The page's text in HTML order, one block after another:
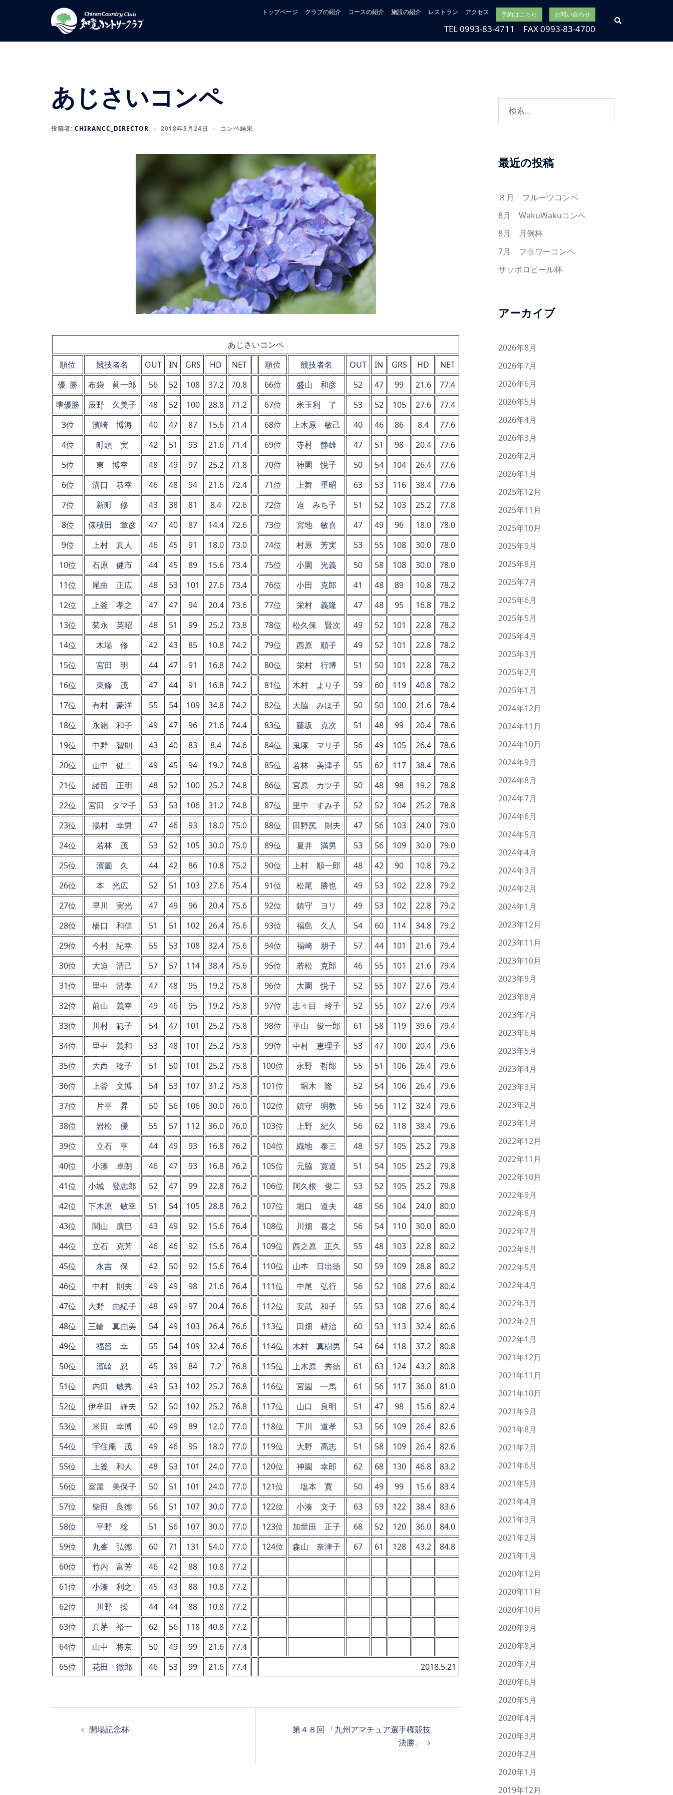
ン
トップページ クラブの紹介 コースの紹介 施設の紹介 レストラン アクセス 予約はこちら お問い合わせ
TEL 0993-83-4711 FAX 0993-83-4700
検
索
あじさいコンペ
投稿者: CHIRANCC_DIRECTOR 2018年5月24日 コンペ結果
あじさいコンペ
順位
競技者名 OUT IN GRS HD NET 順位 競技者名 OUT IN GRS HD
NET
優 勝
布袋 眞一郎 56 52 108 37.2 70.8 66位 盛山 和彦 52 47 99 21.6
77.4
準優勝
辰野 久美子 48 52 100 28.8 71.2 67位 米玉利 了 53 52 105 27.6
77.4
3位
濱崎 博海 40 47 87 15.6 71.4 68位 上木原 敏己 40 46 86 8.4
77.6
4位
町頭 実 42 51 93 21.6 71.4 69位 寺村 静雄 47 51 98 20.4
77.6
5位
東 博幸 48 49 97 25.2 71.8 70位 神園 悦子 50 54 104 26.4
77.6
6位
溝口 恭幸 46 48 94 21.6 72.4 71位 上舞 重昭 63 53 116 38.4
77.6
7位
新町 修 43 38 81 8.4 72.6 72位 迫 みち子 51 52 103 25.2
77.8
8位
俵積田 章彦 47 40 87 14.4 72.6 73位 宮地 敏喜 47 49 96 18.0
78.0
9位
上村 真人 46 45 91 18.0 73.0 74位 村原 芳実 53 55 108 30.0
78.0
10位
石原 健市 44 45 89 15.6 73.4 75位 小園 光義 50 58 108 30.0
78.0
11位
尾曲 正広 48 53 101 27.6 73.4 76位 小田 克郎 41 48 89 10.8
78.2
12位
上釜 孝之 47 47 94 20.4 73.6 77位 栄村 義隆 47 48 95 16.8
78.2
13位
菊永 英昭 48 51 99 25.2 73.8 78位 松久保 賢次 49 52 101 22.8
78.2
14位
木場 修 42 43 85 10.8 74.2 79位 西原 順子 49 52 101 22.8
78.2
15位
宮田 明 44 47 91 16.8 74.2 80位 栄村 行博 51 50 101 22.8
78.2
16位
東條 茂 47 44 91 16.8 74.2 81位 木村 より子 59 60 119 40.8
78.2
17位
有村 豪洋 55 54 109 34.8 74.2 82位 大脇 みほ子 50 50 100 21.6
78.4
18位
永嶺 和子 49 47 96 21.6 74.4 83位 藤坂 克次 51 48 99 20.4
78.6
19位
中野 智則 43 40 83 8.4 74.6 84位 鬼塚 マリ子 56 49 105 26.4
78.6
20位
山中 健二 49 45 94 19.2 74.8 85位 若林 美津子 55 62 117 38.4
78.6
21位
諸留 正明 48 52 100 25.2 74.8 86位 宮原 カツ子 50 48 98 19.2
78.8
22位
宮田 タマ子 53 53 106 31.2 74.8 87位 里中 すみ子 52 52 104 25.2
78.8
23位
揚村 幸男 47 46 93 18.0 75.0 88位 田野尻 則夫 47 56 103 24.0
79.0
24位
若林 茂 53 52 105 30.0 75.0 89位 夏井 満男 53 56 109 30.0
79.0
25位
濱薗 久 44 42 86 10.8 75.2 90位 上村 順一郎 48 42 90 10.8
79.2
26位
本 光広 52 51 103 27.6 75.4 91位 松尾 勝也 49 53 102 22.8
79.2
27位
早川 実光 47 49 96 20.4 75.6 92位 鎮守 ヨリ 49 53 102 22.8
79.2
28位
橋口 和信 51 51 102 26.4 75.6 93位 福島 久人 54 60 114 34.8
79.2
29位
今村 紀幸 55 53 108 32.4 75.6 94位 福崎 朋子 57 44 101 21.6
79.4
30位
大迫 清己 57 57 114 38.4 75.6 95位 若松 克郎 46 55 101 21.6
79.4
31位
里中 清孝 47 48 95 19.2 75.8 96位 大園 悦子 52 55 107 27.6
79.4
32位
前山 義幸 49 46 95 19.2 75.8 97位 志々目 玲子 52 55 107 27.6
79.4
33位
川村 範子 54 47 101 25.2 75.8 98位 平山 俊一郎 61 58 119 39.6
79.4
34位
里中 義和 53 48 101 25.2 75.8 99位 中村 恵理子 53 47 100 20.4
79.6
35位
大西 稔子 51 50 101 25.2 75.8 100位 永野 哲郎 55 51 106 26.4
79.6
36位
上釜 文博 54 53 107 31.2 75.8 101位 堀木 隆 52 54 106 26.4
79.6
37位
片平 昇 50 56 106 30.0 76.0 102位 鎮守 明教 56 56 112 32.4
79.6
38位
岩松 優 55 57 112 36.0 76.0 103位 上野 紀久 56 62 118 38.4
79.6
39位
立石 亨 44 49 93 16.8 76.2 104位 織地 泰三 48 57 105 25.2
79.8
40位
小湊 卓朗 46 47 93 16.8 76.2 105位 元脇 寛道 51 54 105 25.2
79.8
41位
小城 登志郎 52 47 99 22.8 76.2 106位 阿久根 俊二 53 52 105 25.2
79.8
42位
下木原 敏幸 51 54 105 28.8 76.2 107位 堀口 道夫 48 56 104 24.0
80.0
43位
関山 廣巳 43 49 92 15.6 76.4 108位 川畑 喜之 56 54 110 30.0
80.0
44位
立石 克芳 46 46 92 15.6 76.4 109位 西之原 正久 55 48 103 22.8
80.2
45位
永吉 保 42 50 92 15.6 76.4 110位 山本 日出徳 50 59 109 28.8
80.2
46位
中村 則夫 49 49 98 21.6 76.4 111位 中尾 弘行 56 52 108 27.6
80.4
47位
大野 由紀子 48 49 97 20.4 76.6 112位 安武 和子 55 53 108 27.6
80.4
48位
三輪 真由美 54 49 103 26.4 76.6 113位 田畑 耕治 60 53 113 32.4
80.6
49位
福留 幸 55 54 109 32.4 76.6 114位 木村 真樹男 54 64 118 37.2
80.8
50位
濱崎 忍 45 39 84 7.2 76.8 115位 上木原 秀徳 61 63 124 43.2
80.8
51位
内田 敏秀 49 53 102 25.2 76.8 116位 宮園 一馬 61 56 117 36.0
81.0
52位
伊牟田 静夫 52 50 102 25.2 76.8 117位 山口 良明 51 47 98 15.6
82.4
53位
米田 幸博 40 49 89 12.0 77.0 118位 下川 道孝 53 56 109 26.4
82.6
54位
宇住庵 茂 49 46 95 18.0 77.0 119位 大野 高志 51 58 109 26.4
82.6
55位
上釜 和人 48 53 101 24.0 77.0 120位 神園 幸郎 62 68 130 46.8
83.2
56位
室屋 美保子 50 51 101 24.0 77.0 121位 塩本 寛 50 49 99 15.6
83.4
57位
柴田 良徳 56 51 107 30.0 77.0 122位 小湊 文子 63 59 122 38.4
83.6
58位
平野 稔 51 56 107 30.0 77.0 123位 加世田 正子 68 52 120 36.0
84.0
59位
丸峯 弘徳 60 71 131 54.0 77.0 124位 森山 奈津子 67 61 128 43.2
84.8
60位
竹内 富芳 46 42 88 10.8
77.2
61位
小湊 利之 45 43 88 10.8
77.2
62位
川野 操 44 44 88 10.8
77.2
63位
真茅 裕一 62 56 118 40.8
77.2
64位
山中 将京 50 49 99 21.6
77.4
65位
花田 徹郎 46 53 99 21.6 77.4 2018.5.21
開場記念杯
第４８回 「九州アマチュア選手権競技
決勝」
最近の投稿
８月 フルーツコンペ
8月 WakuWakuコンペ
8月 月例杯
7月 フラワーコンペ
サッポロビール杯
アーカイブ
2026年8月
2026年7月
2026年6月
2026年5月
2026年4月
2026年3月
2026年2月
2026年1月
2025年12月
2025年11月
2025年10月
2025年9月
2025年8月
2025年7月
2025年6月
2025年5月
2025年4月
2025年3月
2025年2月
2025年1月
2024年12月
2024年11月
2024年10月
2024年9月
2024年8月
2024年7月
2024年6月
2024年5月
2024年4月
2024年3月
2024年2月
2024年1月
2023年12月
2023年11月
2023年10月
2023年9月
2023年8月
2023年7月
2023年6月
2023年5月
2023年4月
2023年3月
2023年2月
2023年1月
2022年12月
2022年11月
2022年10月
2022年9月
2022年8月
2022年7月
2022年6月
2022年5月
2022年4月
2022年3月
2022年2月
2022年1月
2021年12月
2021年11月
2021年10月
2021年9月
2021年8月
2021年7月
2021年6月
2021年5月
2021年4月
2021年3月
2021年2月
2021年1月
2020年12月
2020年11月
2020年10月
2020年9月
2020年8月
2020年7月
2020年6月
2020年5月
2020年4月
2020年3月
2020年2月
2020年1月
2019年12月